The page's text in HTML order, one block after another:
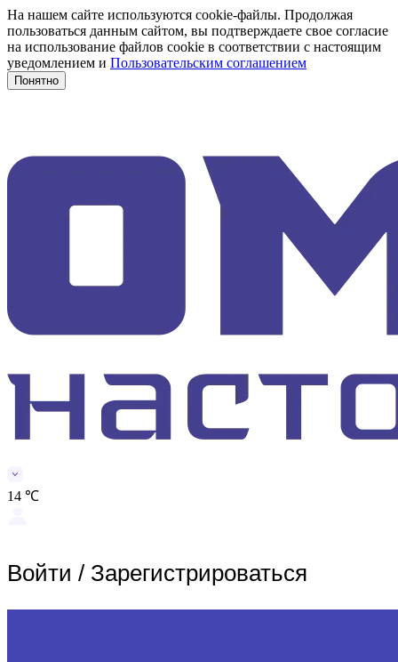
На нашем сайте используются cookie-файлы. Продолжая
пользоваться данным сайтом, вы подтверждаете свое согласие
на использование файлов cookie в соответствии с настоящим
уведомлением и Пользовательским соглашением
Понятно
14 ℃
Войти / Зарегистрироваться